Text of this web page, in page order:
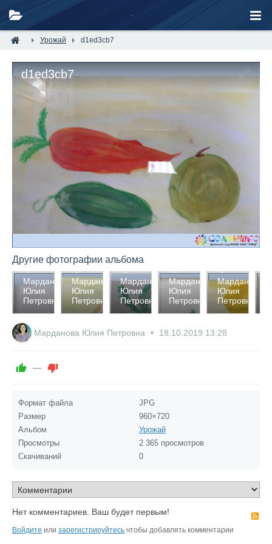
Урожай d1ed3cb7
d1ed3cb7
Другие фотографии альбома
2357
0
0
Марданова
Юлия
Петровна
2403
0
0
Марданова
Юлия
Петровна
2439
0
0
Марданова
Юлия
Петровна
2364
0
0
Марданова
Юлия
Петровна
2614
0
1
Марданова
Юлия
Петровна
Марданова Юлия Петровна 18.10.2019 13:28
—
Формат файла
JPG
Размер
960×720
Альбом
Урожай
Просмотры
2 365 просмотров
Скачиваний
0
Нет комментариев. Ваш будет первым!
Войдите или зарегистрируйтесь чтобы добавлять комментарии